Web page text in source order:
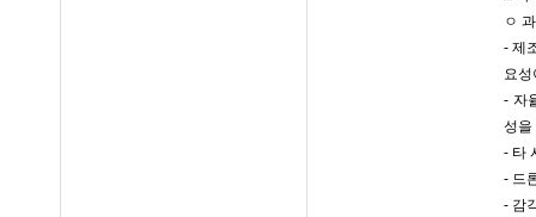
ㅇ
- 제
요성
- 자
성을
- 타
- 드
- 감